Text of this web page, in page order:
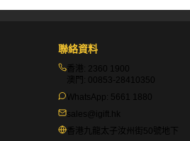
聯絡資料
香港: 2360 1900
澳門: 00853-28410350
WhatsApp: 5661 1880
sales@igift.hk
香港九龍太子汝州街50號地下